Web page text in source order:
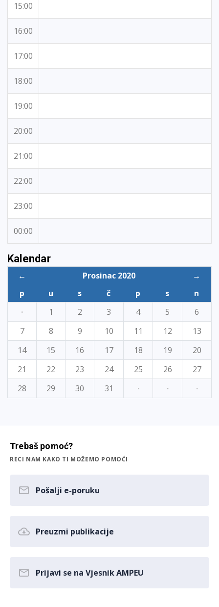
15:00
16:00
17:00
18:00
19:00
20:00
21:00
22:00
23:00
00:00
Kalendar
← Prosinac 2020
→
p
u s č p s
n
·
1 2 3 4 5
6
7
8 9 10 11 12
13
14
15 16 17 18 19
20
21
22 23 24 25 26
27
28
29 30 31 · · ·
Trebaš pomoć?
RECI NAM KAKO TI MOŽEMO POMOĆI
Pošalji e-poruku
Preuzmi publikacije
Prijavi se na Vjesnik AMPEU